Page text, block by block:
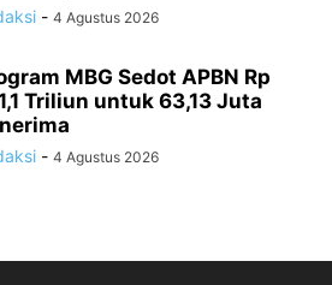
- 4 Agustus 2026
MBG Sedot APBN Rp
Triliun untuk 63,13 Juta
- 4 Agustus 2026